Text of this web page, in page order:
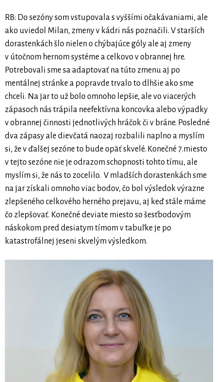
RB: Do sezóny som vstupovala s vyššími očakávaniami, ale
ako uviedol Milan, zmeny v kádri nás poznačili. V starších
dorastenkách šlo nielen o chýbajúce góly ale aj zmeny
v útočnom hernom systéme a celkovo v obrannej hre.
Potrebovali sme sa adaptovať na túto zmenu aj po
mentálnej stránke a popravde trvalo to dlhšie ako sme
chceli. Na jar to už bolo omnoho lepšie, ale vo viacerých
zápasoch nás trápila neefektívna koncovka alebo výpadky
v obrannej činnosti jednotlivých hráčok či v bráne. Posledné
dva zápasy ale dievčatá naozaj rozbalili naplno a myslím
si, že v ďalšej sezóne to bude opäť skvelé. Konečné 7.miesto
v tejto sezóne nie je odrazom schopnosti tohto tímu, ale
myslím si, že nás to zocelilo. V mladších dorastenkách sme
na jar získali omnoho viac bodov, čo bol výsledok výrazne
zlepšeného celkového herného prejavu, aj keď stále máme
čo zlepšovať. Konečné deviate miesto so šesťbodovým
náskokom pred desiatym tímom v tabuľke je po
katastrofálnej jeseni skvelým výsledkom.